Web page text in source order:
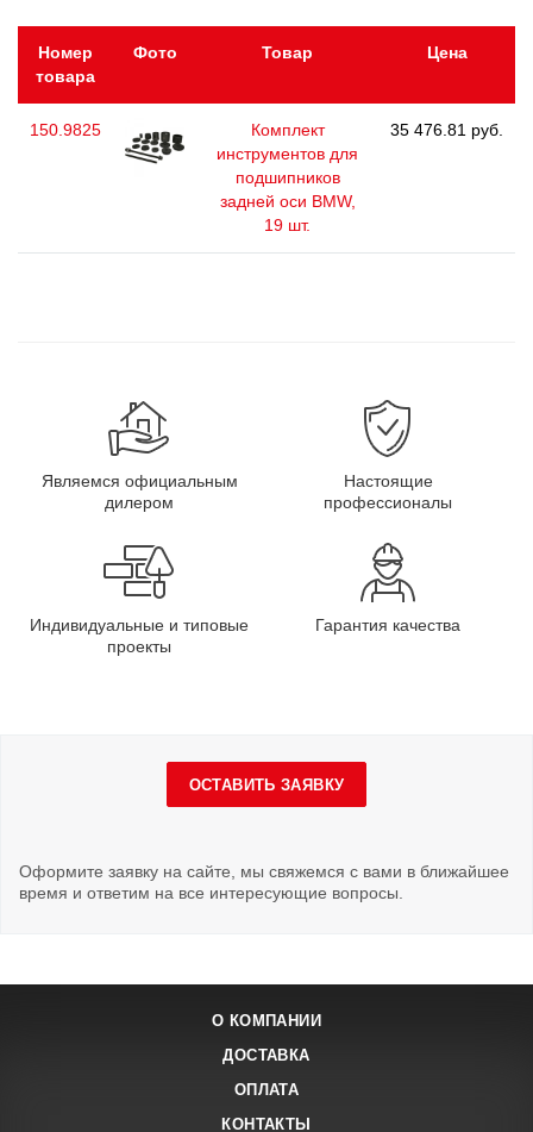
Номер
товара
Фото Товар Цена
150.9825
Комплект
инструментов для
подшипников
задней оси BMW,
19 шт.
35 476.81 руб.
Являемся официальным
дилером
Настоящие
профессионалы
Индивидуальные и типовые
проекты
Гарантия качества
ОСТАВИТЬ ЗАЯВКУ
Оформите заявку на сайте, мы свяжемся с вами в ближайшее
время и ответим на все интересующие вопросы.
О КОМПАНИИ
ДОСТАВКА
ОПЛАТА
КОНТАКТЫ